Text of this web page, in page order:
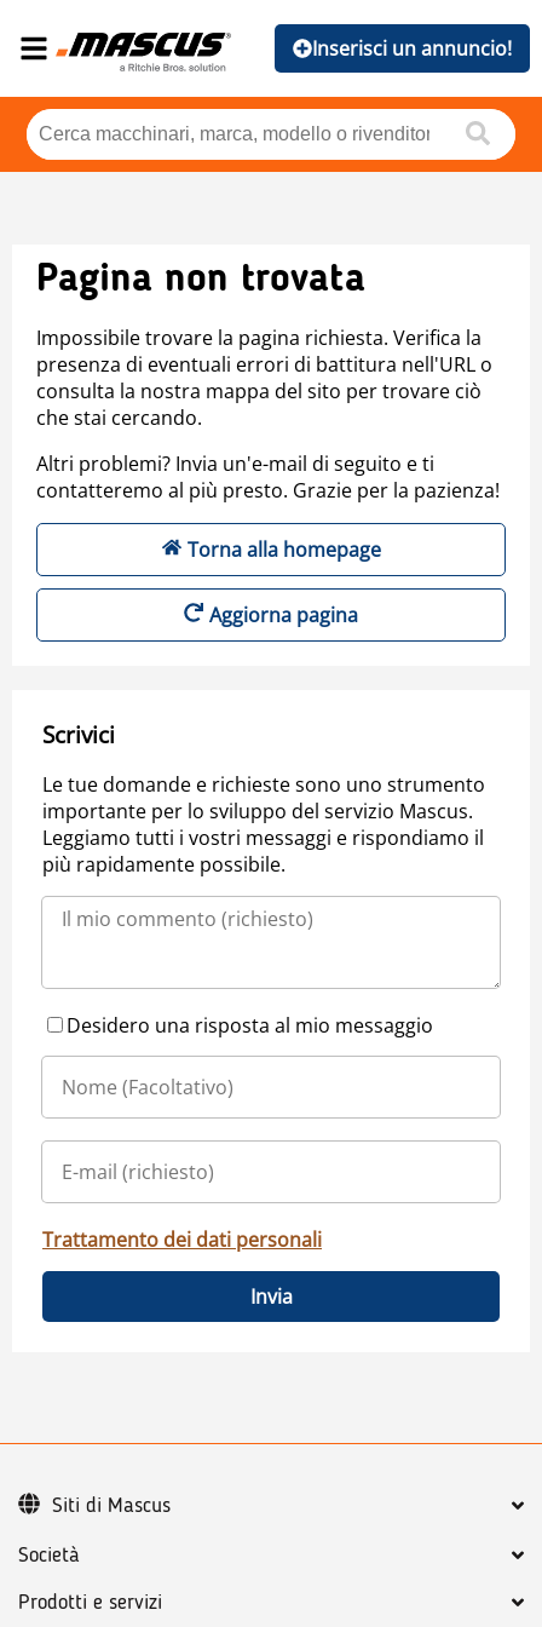
Inserisci un annuncio!
Pagina non trovata
Impossibile trovare la pagina richiesta. Verifica la
presenza di eventuali errori di battitura nell'URL o
consulta la nostra mappa del sito per trovare ciò
che stai cercando.
Altri problemi? Invia un'e-mail di seguito e ti
contatteremo al più presto. Grazie per la pazienza!
Torna alla homepage
Aggiorna pagina
Scrivici
Le tue domande e richieste sono uno strumento
importante per lo sviluppo del servizio Mascus.
Leggiamo tutti i vostri messaggi e rispondiamo il
più rapidamente possibile.
Desidero una risposta al mio messaggio
Trattamento dei dati personali
Invia
Società
Prodotti e servizi
Siti di Mascus